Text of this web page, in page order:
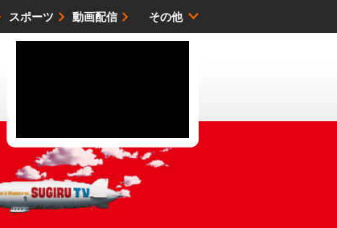
スポーツ 動画配信 その他